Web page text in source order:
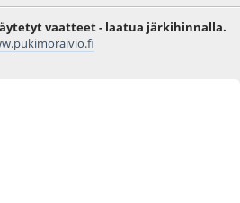
vaatteet - laatua järkihinnalla.